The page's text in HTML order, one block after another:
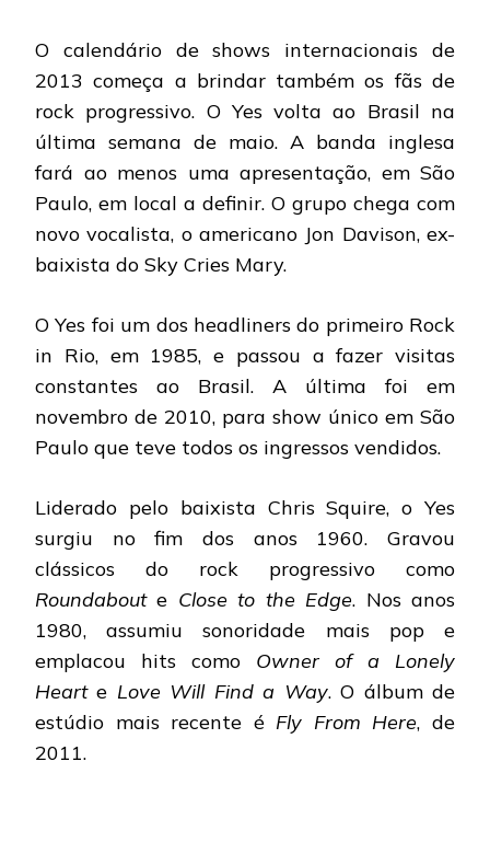
NOVO
BANDA
VOLTA
BRASIL
EM
MAIO
O calendário de shows internacionais de
2013 começa a brindar também os fãs de
rock progressivo. O Yes volta ao Brasil na
última semana de maio. A banda inglesa
fará ao menos uma apresentação, em São
Paulo, em local a definir. O grupo chega com
novo vocalista, o americano Jon Davison, ex-
baixista do Sky Cries Mary.
O Yes foi um dos headliners do primeiro Rock
in Rio, em 1985, e passou a fazer visitas
constantes ao Brasil. A última foi em
novembro de 2010, para show único em São
Paulo que teve todos os ingressos vendidos.
Liderado pelo baixista Chris Squire, o Yes
surgiu no fim dos anos 1960. Gravou
clássicos do rock progressivo como
Roundaboute Close to the Edge. Nos anos
1980, assumiu sonoridade mais pop e
emplacou hits como Owner of a Lonely
Hearte Love Will Find a Way. O álbum de
estúdio mais recente é Fly From Here, de
2011.